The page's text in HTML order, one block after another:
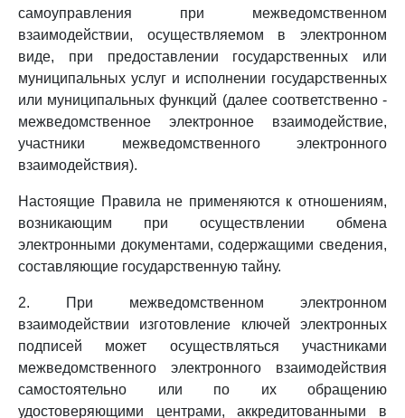
самоуправления при межведомственном
взаимодействии, осуществляемом в электронном
виде, при предоставлении государственных или
муниципальных услуг и исполнении государственных
или муниципальных функций (далее соответственно -
межведомственное электронное взаимодействие,
участники межведомственного электронного
взаимодействия).
Настоящие Правила не применяются к отношениям,
возникающим при осуществлении обмена
электронными документами, содержащими сведения,
составляющие государственную тайну.
2. При межведомственном электронном
взаимодействии изготовление ключей электронных
подписей может осуществляться участниками
межведомственного электронного взаимодействия
самостоятельно или по их обращению
удостоверяющими центрами, аккредитованными в